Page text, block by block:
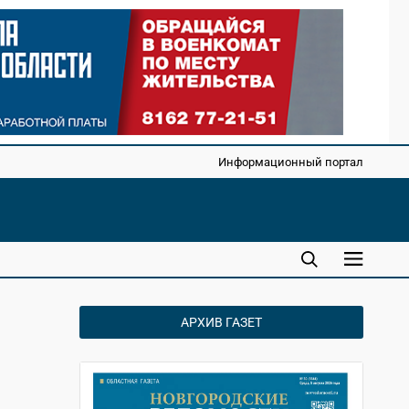
Информационный портал
АРХИВ ГАЗЕТ